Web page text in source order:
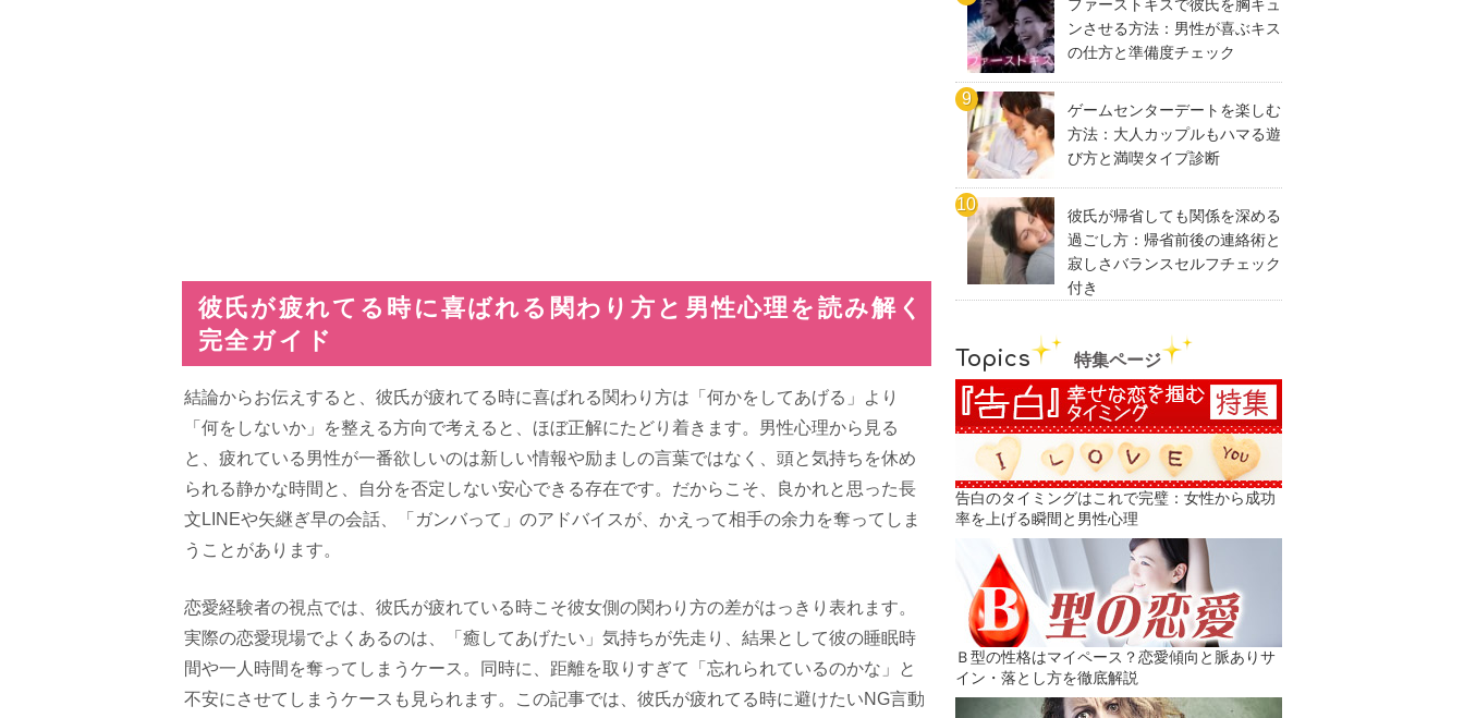
彼氏が疲れてる時に喜ばれる関わり方と男性心理を読み解く
完全ガイド
結論からお伝えすると、彼氏が疲れてる時に喜ばれる関わり方は「何かをしてあげる」より
「何をしないか」を整える方向で考えると、ほぼ正解にたどり着きます。男性心理から見る
と、疲れている男性が一番欲しいのは新しい情報や励ましの言葉ではなく、頭と気持ちを休め
られる静かな時間と、自分を否定しない安心できる存在です。だからこそ、良かれと思った長
文LINEや矢継ぎ早の会話、「ガンバって」のアドバイスが、かえって相手の余力を奪ってしま
うことがあります。
恋愛経験者の視点では、彼氏が疲れている時こそ彼女側の関わり方の差がはっきり表れます。
実際の恋愛現場でよくあるのは、「癒してあげたい」気持ちが先走り、結果として彼の睡眠時
間や一人時間を奪ってしまうケース。同時に、距離を取りすぎて「忘れられているのかな」と
不安にさせてしまうケースも見られます。この記事では、彼氏が疲れてる時に避けたいNG言動
ファーストキスで彼氏を胸キュ
ンさせる方法：男性が喜ぶキス
の仕方と準備度チェック
ゲームセンターデートを楽しむ
方法：大人カップルもハマる遊
び方と満喫タイプ診断
彼氏が帰省しても関係を深める
過ごし方：帰省前後の連絡術と
寂しさバランスセルフチェック
付き
Topics 特集ページ
告白のタイミングはこれで完璧：女性から成功
率を上げる瞬間と男性心理
Ｂ型の性格はマイペース？恋愛傾向と脈ありサ
イン・落とし方を徹底解説